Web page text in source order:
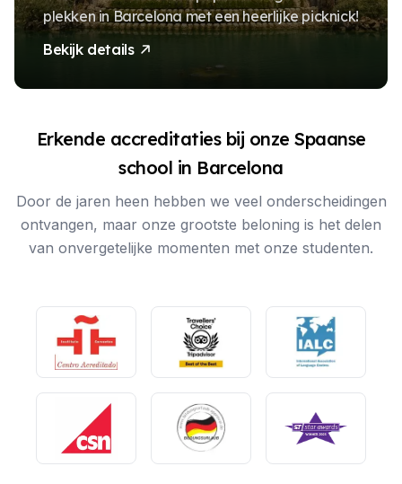
plekken in Barcelona met een heerlijke picknick!
Bekijk details
Erkende accreditaties bij onze Spaanse
school in Barcelona
Door de jaren heen hebben we veel onderscheidingen
ontvangen, maar onze grootste beloning is het delen
van onvergetelijke momenten met onze studenten.